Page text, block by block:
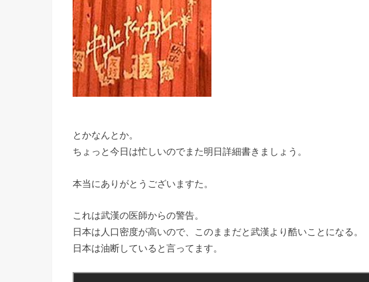
とかなんとか。
ちょっと今日は忙しいのでまた明日詳細書きましょう。
本当にありがとうございますた。
これは武漢の医師からの警告。
日本は人口密度が高いので、このままだと武漢より酷いことになる。
日本は油断していると言ってます。